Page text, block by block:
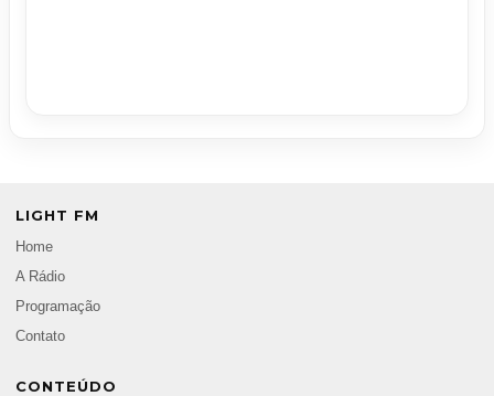
LIGHT FM
Home
A Rádio
Programação
Contato
CONTEÚDO